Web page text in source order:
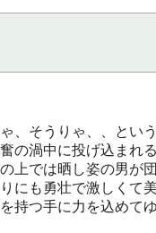
、そうりゃ、、とい
の渦中に投げ込まれ
上では晒し姿の男が
にも勇壮で激しくて
持つ手に力を込めて